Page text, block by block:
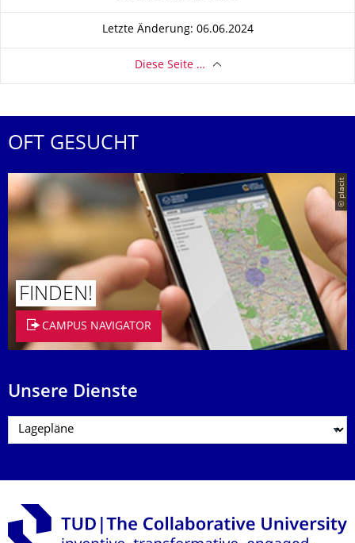
Letzte Änderung: 06.06.2024
Diese Seite …
OFT GESUCHT
© placit
FINDEN!
CAMPUS NAVIGATOR
Unsere Dienste